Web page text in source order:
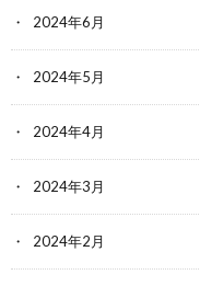
2024年6月
2024年5月
2024年4月
2024年3月
2024年2月